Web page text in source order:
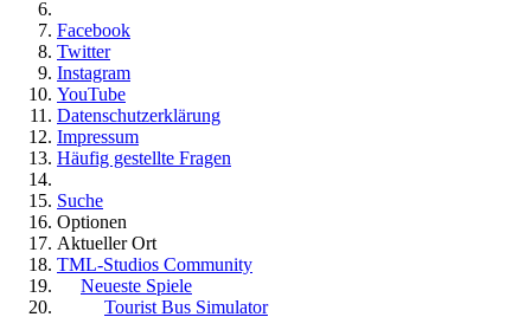
Facebook
Twitter
Instagram
YouTube
Datenschutzerklärung
Impressum
Häufig gestellte Fragen
Suche
Optionen
Aktueller Ort
TML-Studios Community
Neueste Spiele
Tourist Bus Simulator